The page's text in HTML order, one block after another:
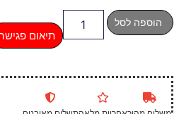
תיאום פגישה